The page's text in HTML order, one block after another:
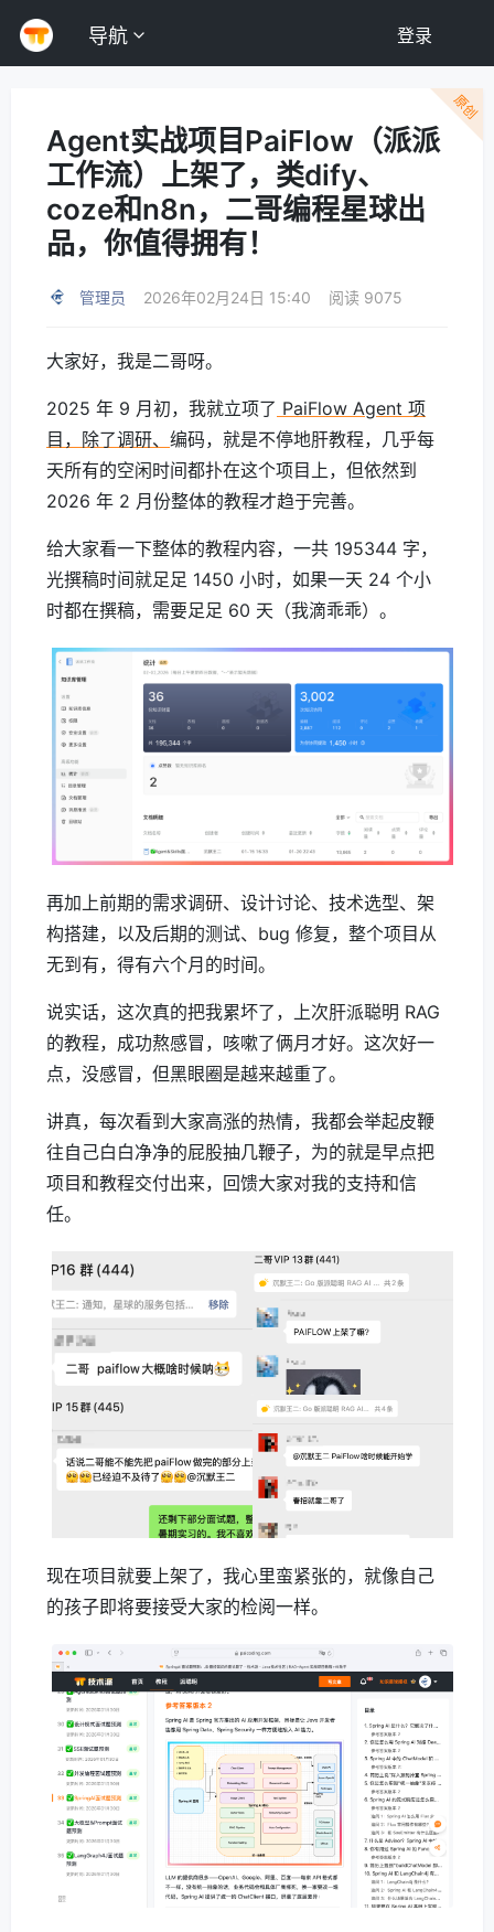
导航 登录
原创
Agent实战项目PaiFlow（派派
工作流）上架了，类dify、
coze和n8n，二哥编程星球出
品，你值得拥有！
管理员 2026年02月24日 15:40 阅读 9075
大家好，我是二哥呀。
2025 年 9 月初，我就立项了 PaiFlow Agent 项
目，除了调研、 编码，就是不停地肝教程，几乎每
天所有的空闲时间都扑在这个项目上，但依然到
2026 年 2 月份整体的教程才趋于完善。
给大家看一下整体的教程内容，一共 195344 字，
光撰稿时间就足足 1450 小时，如果一天 24 个小
时都在撰稿，需要足足 60 天（我滴乖乖）。
再加上前期的需求调研、设计讨论、技术选型、架
构搭建，以及后期的测试、bug 修复，整个项目从
无到有，得有六个月的时间。
说实话，这次真的把我累坏了，上次肝派聪明 RAG
的教程，成功熬感冒，咳嗽了俩月才好。这次好一
点，没感冒，但黑眼圈是越来越重了。
讲真，每次看到大家高涨的热情，我都会举起皮鞭
往自己白白净净的屁股抽几鞭子，为的就是早点把
项目和教程交付出来，回馈大家对我的支持和信
任。
现在项目就要上架了，我心里蛮紧张的，就像自己
的孩子即将要接受大家的检阅一样。